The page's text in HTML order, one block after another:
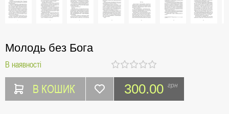
Молодь без Бога
В наявності
В КОШИК 300.00 грн